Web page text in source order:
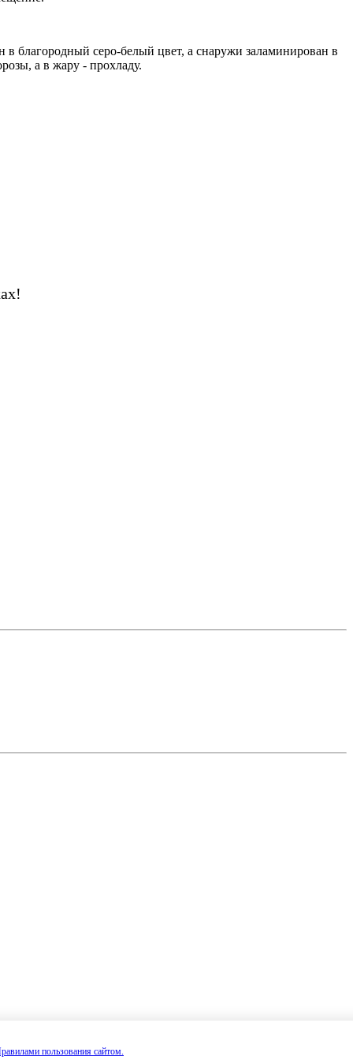
благородный серо-белый цвет, а снаружи заламинирован в
а в жару - прохладу.
пользования сайтом.